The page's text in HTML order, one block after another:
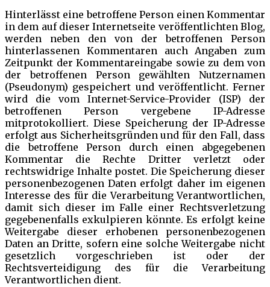
Hinterlässt eine betroffene Person einen Kommentar
in dem auf dieser Internetseite veröffentlichten Blog,
werden neben den von der betroffenen Person
hinterlassenen Kommentaren auch Angaben zum
Zeitpunkt der Kommentareingabe sowie zu dem von
der betroffenen Person gewählten Nutzernamen
(Pseudonym) gespeichert und veröffentlicht. Ferner
wird die vom Internet-Service-Provider (ISP) der
betroffenen Person vergebene IP-Adresse
mitprotokolliert. Diese Speicherung der IP-Adresse
erfolgt aus Sicherheitsgründen und für den Fall, dass
die betroffene Person durch einen abgegebenen
Kommentar die Rechte Dritter verletzt oder
rechtswidrige Inhalte postet. Die Speicherung dieser
personenbezogenen Daten erfolgt daher im eigenen
Interesse des für die Verarbeitung Verantwortlichen,
damit sich dieser im Falle einer Rechtsverletzung
gegebenenfalls exkulpieren könnte. Es erfolgt keine
Weitergabe dieser erhobenen personenbezogenen
Daten an Dritte, sofern eine solche Weitergabe nicht
gesetzlich vorgeschrieben ist oder der
Rechtsverteidigung des für die Verarbeitung
Verantwortlichen dient.